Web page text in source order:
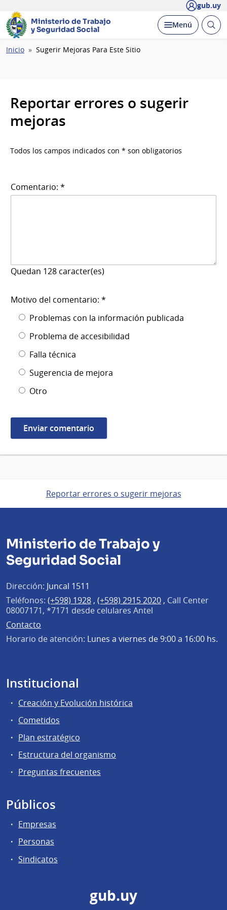
gub.uy
Ministerio de Trabajo
y Seguridad Social
Desplegar
Menú Abrir
Ruta
Inicio Sugerir Mejoras Para Este Sitio
Reportar errores o sugerir
mejoras
Todos los campos indicados con * son obligatorios
Comentario: *
Quedan 128 caracter(es)
Motivo del comentario: *
Problemas con la información publicada
Problema de accesibilidad
Falla técnica
Sugerencia de mejora
Otro
Reportar errores o sugerir mejoras
Ministerio de Trabajo y
Seguridad Social
Dirección: Juncal 1511
Teléfonos: (+598) 1928 , (+598) 2915 2020 , Call Center
08007171, *7171 desde celulares Antel
Contacto
Horario de atención: Lunes a viernes de 9:00 a 16:00 hs.
Institucional
Creación y Evolución histórica
Cometidos
Plan estratégico
Estructura del organismo
Preguntas frecuentes
Públicos
Empresas
Personas
Sindicatos
gub.uy